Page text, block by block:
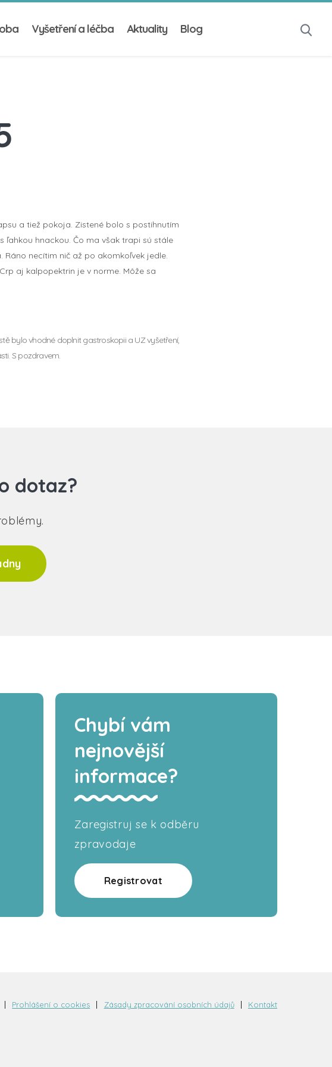
Vyšetření a léčba Aktuality Blog
a tiež pokoja. Zistené bolo s postihnutím
ľahkou hnackou. Čo ma však trapi sú stále
necítim nič až po akomkoľvek jedle.
aj kalpopektrin je v norme. Môže sa
bylo vhodné doplnit gastroskopii a UZ vyšetření,
S pozdravem.
dotaz?
Chybí vám
nejnovější
informace?
Zaregistruj se k odběru
zpravodaje
Registrovat
Prohlášení o cookies Zásady zpracování osobních údajů Kontakt